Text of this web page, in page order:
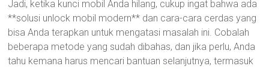
Jadi, ketika kunci mobil Anda hilang, cukup ingat bahwa ada
**solusi unlock mobil modern** dan cara-cara cerdas yang
bisa Anda terapkan untuk mengatasi masalah ini. Cobalah
beberapa metode yang sudah dibahas, dan jika perlu, Anda
tahu kemana harus mencari bantuan selanjutnya, termasuk